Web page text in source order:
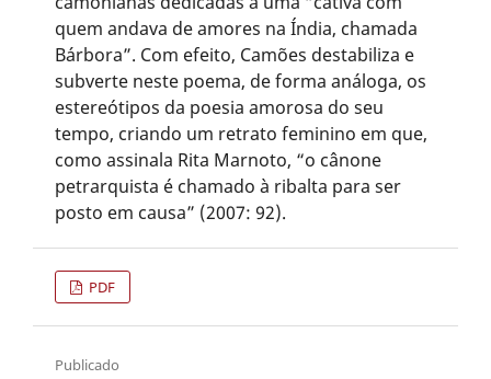
quem andava de amores na Índia, chamada
Bárbora”. Com efeito, Camões destabiliza e
subverte neste poema, de forma análoga, os
estereótipos da poesia amorosa do seu
tempo, criando um retrato feminino em que,
como assinala Rita Marnoto, “o cânone
petrarquista é chamado à ribalta para ser
posto em causa” (2007: 92).
PDF
Publicado